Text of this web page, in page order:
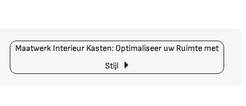
Maatwerk Interieur Kasten: Optimaliseer uw Ruimte met
Stijl